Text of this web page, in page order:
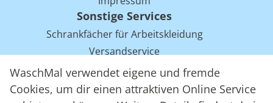
WaschMal verwendet eigene und fremde
Cookies, um dir einen attraktiven Online Service
Sonstige Services
Schrankfächer für Arbeitskleidung
Versandservice
Einsparpotentiale für Mietwäsche bei Arbeitskleidung
Arbeitskleidung Tracking mit RFID